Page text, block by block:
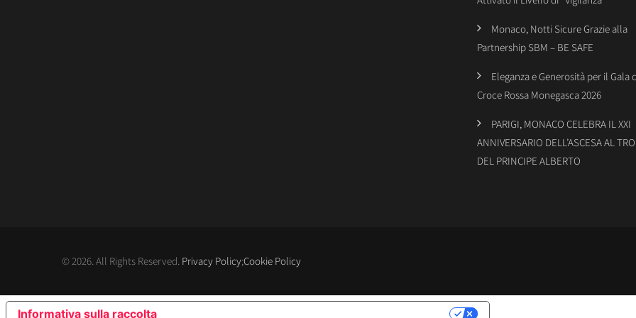
Monaco, Notti Sicure Grazie alla
Partnership SBM – BE SAFE
Eleganza e Generosità per il Gala
Croce Rossa Monegasca 2026
PARIGI, MONACO CELEBRA IL XXI
ANNIVERSARIO DELL’ASCESA AL
DEL PRINCIPE ALBERTO
© 2026. All Rights Reserved. Privacy Policy;Cookie Policy
Informativa sulla raccolta